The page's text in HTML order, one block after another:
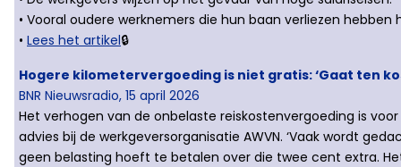
• Vooral oudere werknemers die hun baan verliezen hebben
• Lees het artikel🔒
Hogere kilometervergoeding is niet gratis: ‘Gaat ten
BNR Nieuwsradio, 15 april 2026
Het verhogen van de onbelaste reiskostenvergoeding is
advies bij de werkgeversorganisatie AWVN. ‘Vaak wordt
geen belasting hoeft te betalen over die twee cent extra.